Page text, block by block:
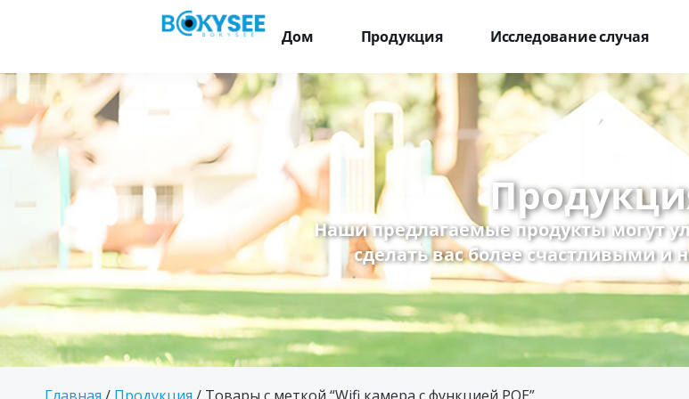
Дом Продукция Исследование случая
Наши предлагаемые продукты могут
сделать вас более счастливыми и